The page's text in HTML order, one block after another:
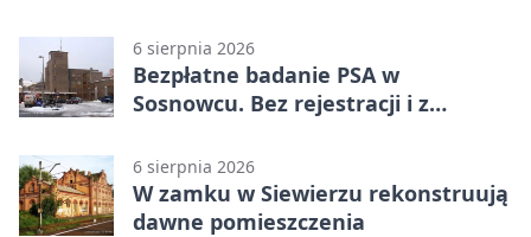
6 sierpnia 2026
Bezpłatne badanie PSA w
Sosnowcu. Bez rejestracji i z
6 sierpnia 2026
W zamku w Siewierzu rekonstruują
dawne pomieszczenia